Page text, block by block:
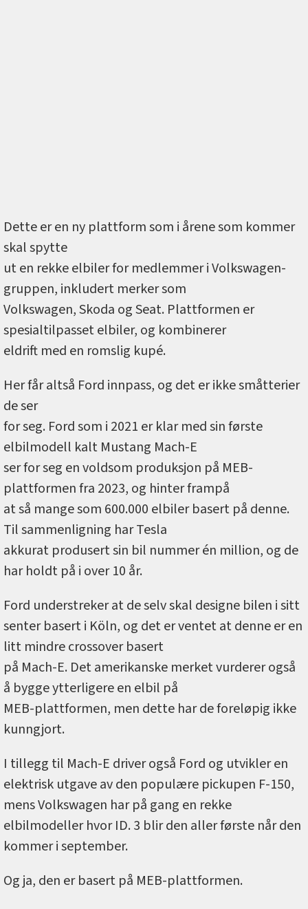
Dette er en ny plattform som i årene som kommer
skal spytte
ut en rekke elbiler for medlemmer i Volkswagen-
gruppen, inkludert merker som
Volkswagen, Skoda og Seat. Plattformen er
spesialtilpasset elbiler, og kombinerer
eldrift med en romslig kupé.
Her får altså Ford innpass, og det er ikke småtterier
de ser
for seg. Ford som i 2021 er klar med sin første
elbilmodell kalt Mustang Mach-E
ser for seg en voldsom produksjon på MEB-
plattformen fra 2023, og hinter frampå
at så mange som 600.000 elbiler basert på denne.
Til sammenligning har Tesla
akkurat produsert sin bil nummer én million, og de
har holdt på i over 10 år.
Ford understreker at de selv skal designe bilen i sitt
senter basert i Köln, og det er ventet at denne er en
litt mindre crossover basert
på Mach-E. Det amerikanske merket vurderer også
å bygge ytterligere en elbil på
MEB-plattformen, men dette har de foreløpig ikke
kunngjort.
I tillegg til Mach-E driver også Ford og utvikler en
elektrisk utgave av den populære pickupen F-150,
mens Volkswagen har på gang en rekke
elbilmodeller hvor ID. 3 blir den aller første når den
kommer i september.
Og ja, den er basert på MEB-plattformen.